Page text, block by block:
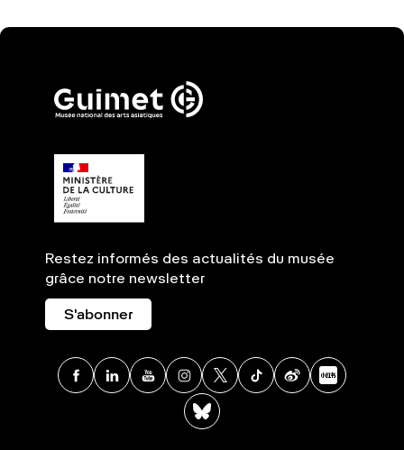
Restez informés des actualités du musée
grâce notre newsletter
S'abonner
Facebook
LinkedinYoutubeInstagram
X TikTokWeibo